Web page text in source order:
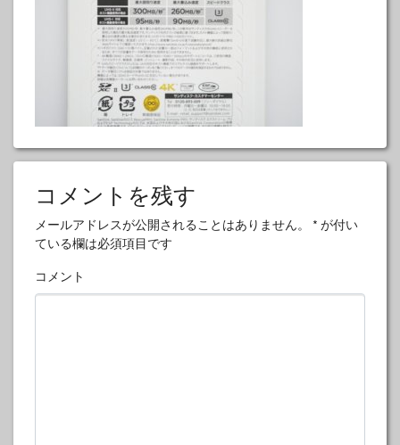
コメントを残す
メールアドレスが公開されることはありません。 * が付い
ている欄は必須項目です
コメント